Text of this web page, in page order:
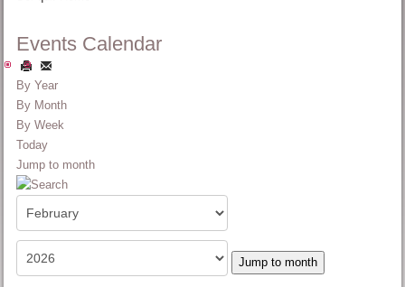
Events Calendar
By Year
By Month
By Week
Today
Jump to month
Jump to month